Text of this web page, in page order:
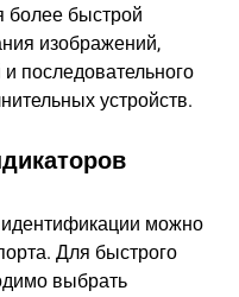
быстрой
изображений,
последовательного
устройств.
можно
Для быстрого
выбрать